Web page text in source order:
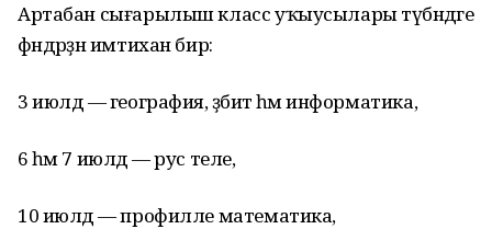
Артабан сығарылыш класс уҡыусылары түбәндәге
фәндәрҙән имтихан бирә:
3 июлдә — география, әҙәбиәт һәм информатика,
6 һәм 7 июлдә — рус теле,
10 июлдә — профилле математика,